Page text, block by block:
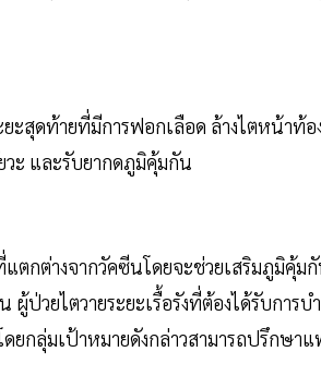
ยะสุดท้ายที่มีการฟอกเลือด ล้างไตหน้าท้
ะ และรับยากดภูมิคุ้มกัน
ตกต่างจากวัคซีนโดยจะช่วยเสริมภูมิคุ้
ผู้ป่วยไตวายระยะเรื้อรังที่ต้องได้รับกา
ดยกลุ่มเป้าหมายดังกล่าวสามารถปรึกษ